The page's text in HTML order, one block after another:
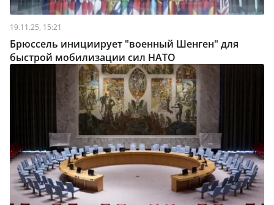
19.11.25, 15:21
Брюссель инициирует "военный Шенген" для
быстрой мобилизации сил НАТО